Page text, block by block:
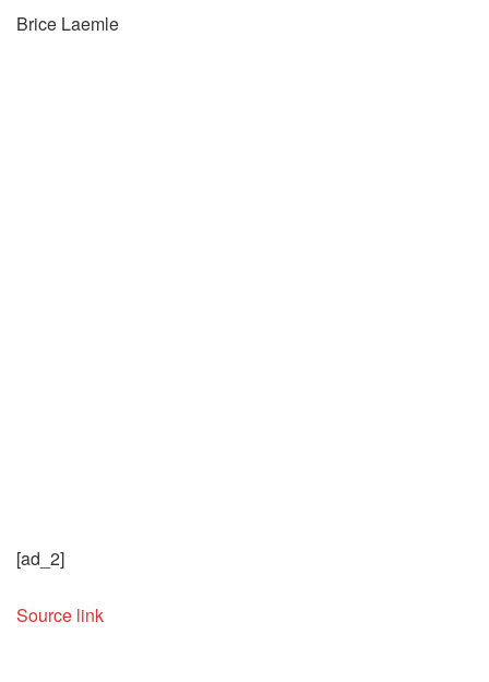
Brice Laemle
[ad_2]
Source link